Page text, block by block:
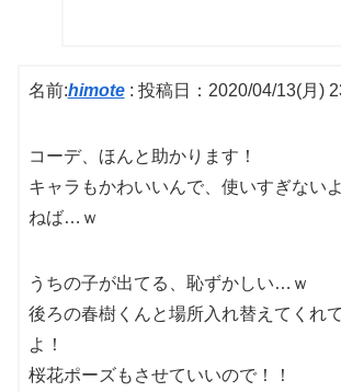
名前:himote: 投稿日：2020/04/13(月)
コーデ、ほんと助かります！
キャラもかわいいんで、使いすぎない
ねば…ｗ
うちの子が出てる、恥ずかしい…ｗ
後ろの春樹くんと場所入れ替えてくれ
よ！
桜花ポーズもさせていいので！！